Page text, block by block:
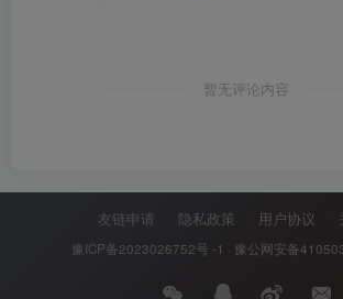
暂无评论内容
友链申请 隐私政策 用户协议
豫ICP备2023026752号 -1 · 豫公网安备